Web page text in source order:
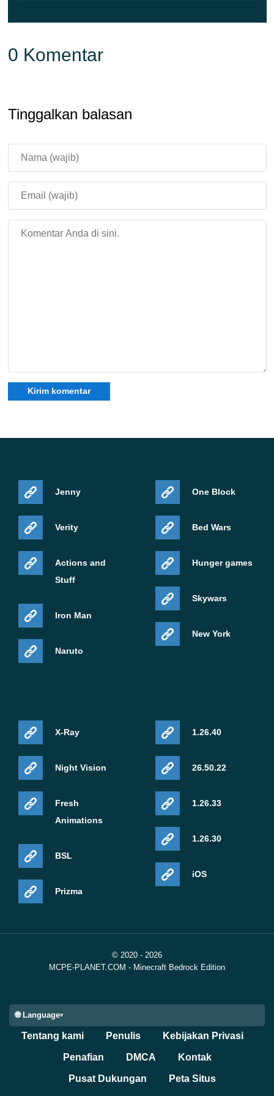
kamu, versi regular adalah pilihan yang tepat untuk
Apakah perbaikan crash berlaku
untuk Realms juga?
Ya. Fix sampai ke Realms saat Mojang menyetujui
0 Komentar
Tinggalkan balasan
Jenny
Verity
Actions and
Stuff
Iron Man
Naruto
One Block
Bed Wars
Hunger games
Skywars
New York
X-Ray
Night Vision
Fresh
Animations
BSL
Prizma
1.26.40
26.50.22
1.26.33
1.26.30
iOS
© 2020 - 2026
MCPE-PLANET.COM - Minecraft Bedrock Edition
🌐 Language
Tentang kami Penulis Kebijakan Privasi
Penafian DMCA Kontak
Pusat Dukungan Peta Situs